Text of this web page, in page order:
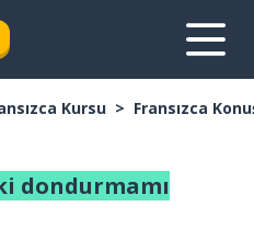
Kursu Fransızca
dondurmamı